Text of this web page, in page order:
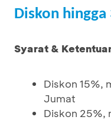
Diskon hingga
Syarat &
Diskon 15%,
Jumat
Diskon 25%,